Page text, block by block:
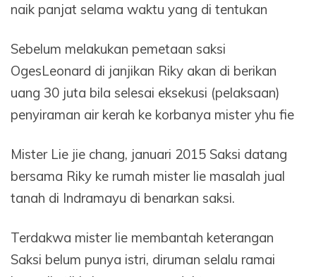
naik panjat selama waktu yang di tentukan
Sebelum melakukan pemetaan saksi
OgesLeonard di janjikan Riky akan di berikan
uang 30 juta bila selesai eksekusi (pelaksaan)
penyiraman air kerah ke korbanya mister yhu fie
Mister Lie jie chang, januari 2015 Saksi datang
bersama Riky ke rumah mister lie masalah jual
tanah di Indramayu di benarkan saksi.
Terdakwa mister lie membantah keterangan
Saksi belum punya istri, diruman selalu ramai